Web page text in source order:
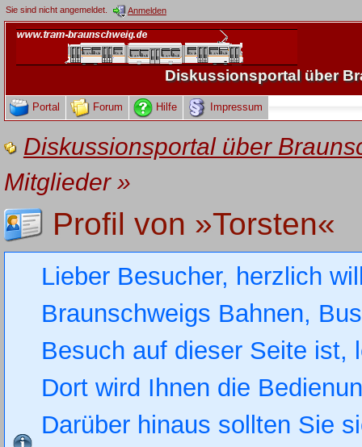
Sie sind nicht angemeldet. Anmelden
Diskussionsportal über
Portal Forum Hilfe Impressum
Diskussionsportal über
Mitglieder»
Profil von »Torsten«
Lieber Besucher, herzlich
Braunschweigs Bahnen,
Besuch auf dieser Seite
Dort wird Ihnen die
Darüber hinaus sollten Sie